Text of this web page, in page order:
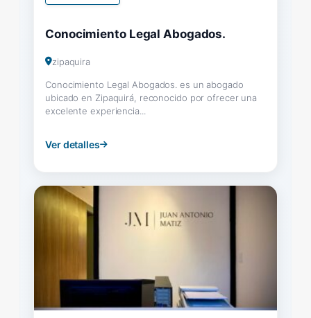
Conocimiento Legal Abogados.
zipaquira
Conocimiento Legal Abogados. es un abogado
ubicado en Zipaquirá, reconocido por ofrecer una
excelente experiencia...
Ver detalles